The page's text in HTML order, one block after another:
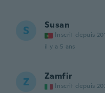
S Susan
Inscrit depuis
il y a 5 ans
Z Zamfir
Inscrit depuis